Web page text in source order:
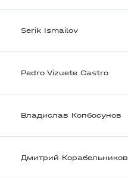
Serik Ismailov
Pedro Vizuete Castro
Владислав Копбосунов
Дмитрий Корабельников